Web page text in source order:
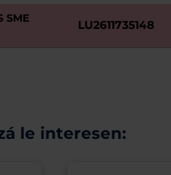
SME LU2611735148
le interesen: